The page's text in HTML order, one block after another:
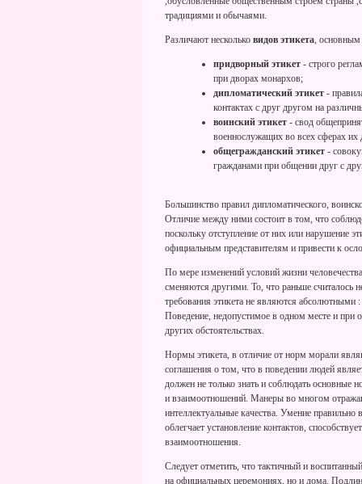
традициями и обычаями.
Различают несколько видов этикета, основным
придворный этикет - строго
при дворах монархов;
дипломатический этикет -
контактах с друг другом на
воинский этикет - свод
военнослужащих во всех сферах их
общегражданский этикет -
гражданами при общении друг с
Большинство правил дипломатического,
Отличие между ними состоит в том, что
поскольку отступление от них или нарушение
официальным представителям и привести к
По мере изменений условий жизни
сменяются другими. То, что раньше считалось
требования этикета не являются абсолютными
Поведение, недопустимое в одном месте и при
других обстоятельствах.
Нормы этикета, в отличие от норм морали
соглашения о том, что в поведении людей
должен не только знать и соблюдать основные
и взаимоотношений. Манеры во многом
интеллектуальные качества. Умение правильно
облегчает установление контактов,
взаимоотношения.
Следует отметить, что тактичный и
на официальных церемониях, но и дома.